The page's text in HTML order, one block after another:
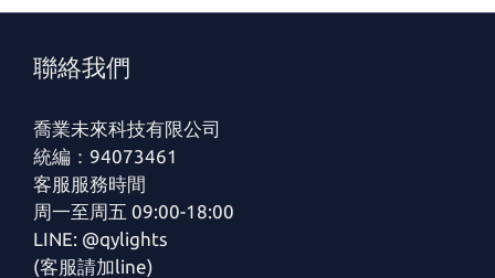
聯絡我們
喬業未來科技有限公司
統編：94073461
客服服務時間
周一至周五 09:00-18:00
LINE: @qylights
(客服請加line)